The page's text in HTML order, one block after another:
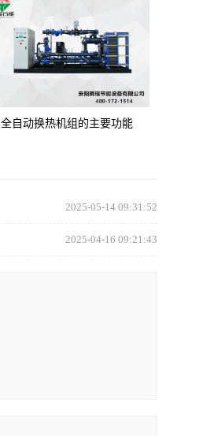
全自动换热机组的主要功能
2025-05-14 09:31:52
2025-04-16 09:21:43